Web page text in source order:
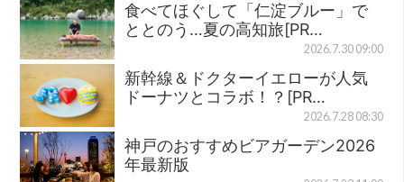
食べてほぐして「仁淀ブルー」で
ととのう…夏の高知旅[PR…
2026.7.30 09:00
新幹線＆ドクターイエローが人気
ドーナツとコラボ！？[PR…
2026.7.28 08:30
神戸のおすすめビアガーデン2026
年最新版